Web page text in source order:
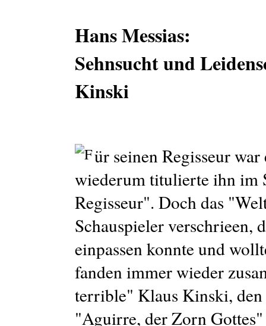
Hans Messias:
Sehnsucht und
Kinski
ür seinen Regisseur
wiederum titulierte ihn im
Regisseur". Doch das
Schauspieler verschrieen,
einpassen konnte und
fanden immer wieder
terrible" Klaus Kinski, den
"Aguirre, der Zorn